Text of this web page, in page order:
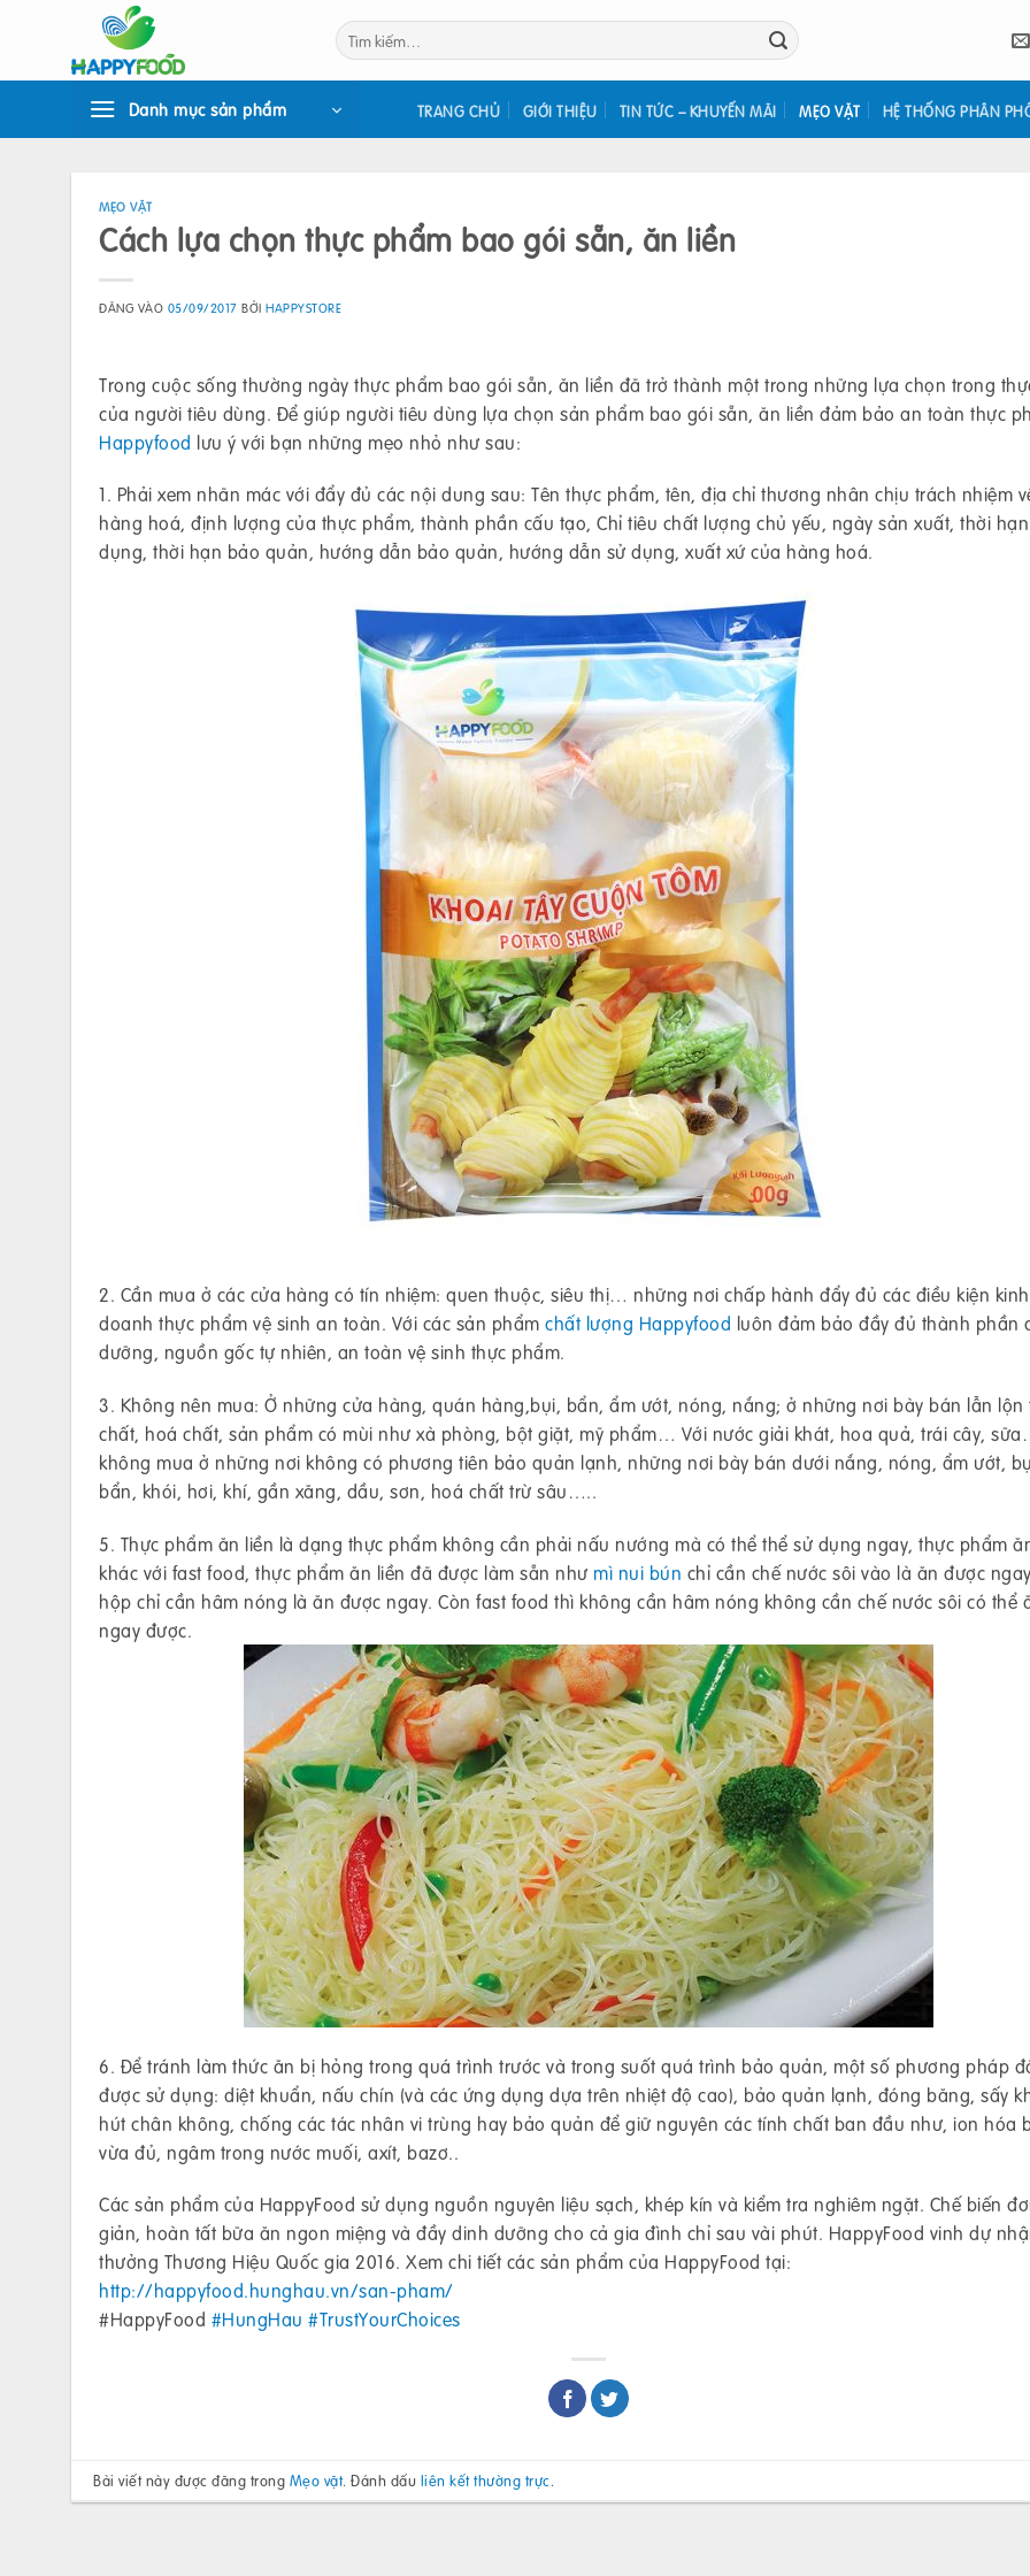
Tìm
kiếm:
Danh mục sản phẩm TRANG CHỦ GIỚI THIỆU TIN TỨC – KHUYẾN MÃI MẸO VẶT HỆ THỐNG PHÂN
MẸO VẶT
Cách lựa chọn thực phẩm bao gói sẵn, ăn liền
ĐĂNG VÀO 05/09/2017 BỞIHAPPYSTORE
Trong cuộc sống thường ngày thực phẩm bao gói sẵn, ăn liền đã trở thành một trong những lựa chọn trong
của người tiêu dùng. Để giúp người tiêu dùng lựa chọn sản phẩm bao gói sẵn, ăn liền đảm bảo an toàn thực
Happyfood lưu ý với bạn những mẹo nhỏ như sau:
1. Phải xem nhãn mác với đẩy đủ các nội dung sau: Tên thực phẩm, tên, địa chỉ thương nhân chịu trách nhiệm
hàng hoá, định lượng của thực phẩm, thành phần cấu tạo, Chỉ tiêu chất lượng chủ yếu, ngày sản xuất, thời
dụng, thời hạn bảo quản, hướng dẫn bảo quản, hướng dẫn sử dụng, xuất xứ của hàng hoá.
2. Cần mua ở các cửa hàng có tín nhiệm: quen thuộc, siêu thị… những nơi chấp hành đẩy đủ các điều kiện kinh
doanh thực phẩm vệ sinh an toàn. Với các sản phẩm chất lượng Happyfood luôn đảm bảo đầy đủ thành phần
dưỡng, nguồn gốc tự nhiên, an toàn vệ sinh thực phẩm.
3. Không nên mua: Ở những cửa hàng, quán hàng,bụi, bẩn, ẩm ướt, nóng, nắng; ở những nơi bày bán lẫn lộn
chất, hoá chất, sản phẩm có mùi như xà phòng, bột giặt, mỹ phẩm… Với nước giải khát, hoa quả, trái cây,
không mua ở những nơi không có phương tiên bảo quản lạnh, những nơi bày bán dưới nắng, nóng, ẩm ướt,
bẩn, khói, hơi, khí, gần xăng, dầu, sơn, hoá chất trừ sâu…..
5. Thực phẩm ăn liền là dạng thực phẩm không cần phải nấu nướng mà có thể thể sử dụng ngay, thực phẩm
khác với fast food, thực phẩm ăn liền đã được làm sẵn như mì nui bún chỉ cần chế nước sôi vào là ăn được
hộp chỉ cần hâm nóng là ăn được ngay. Còn fast food thì không cần hâm nóng không cần chế nước sôi có thể
ngay được.
6. Để tránh làm thức ăn bị hỏng trong quá trình trước và trong suốt quá trình bảo quản, một số phương pháp
được sử dụng: diệt khuẩn, nấu chín (và các ứng dụng dựa trên nhiệt độ cao), bảo quản lạnh, đóng băng, sấy
hút chân không, chống các tác nhân vi trùng hay bảo quản để giữ nguyên các tính chất ban đầu như, ion hóa
vừa đủ, ngâm trong nước muối, axít, bazơ..
Các sản phẩm của HappyFood sử dụng nguồn nguyên liệu sạch, khép kín và kiểm tra nghiêm ngặt. Chế biến
giản, hoàn tất bữa ăn ngon miệng và đầy dinh dưỡng cho cả gia đình chỉ sau vài phút. HappyFood vinh dự
thưởng Thương Hiệu Quốc gia 2016. Xem chi tiết các sản phẩm của HappyFood tại:
http://happyfood.hunghau.vn/san-pham/
#HappyFood #HungHau #TrustYourChoices
Bài viết này được đăng trong Mẹo vặt. Đánh dấu liên kết thường trực.